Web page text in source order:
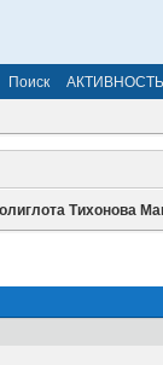
Поиск АКТИВНОСТЬ
Тихонова